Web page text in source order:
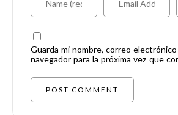
Guarda mi nombre, correo
navegador para la próxima vez que